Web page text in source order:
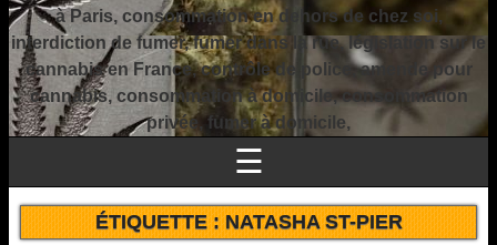
à Paris, consommation en dehors de chez soi,
interdiction de fumer, fumer dans la rue, législation sur le
cannabis en France, contrôle de police, amende pour
cannabis, consommation à domicile, consommation
privée, fumer à domicile,
☰
ÉTIQUETTE :NATASHA ST-PIER